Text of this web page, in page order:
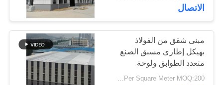
حل
خطأ
BLOG
المباني الصلب PEB
31
الاتصال
مبنى شقق من الفولاذ
بهيكل إطاري مسبق الصنع
متعدد الطوابق ولوحة
جدارية معزولة
USD29-USD99 Per Square Meter MOQ:200 متر مربع